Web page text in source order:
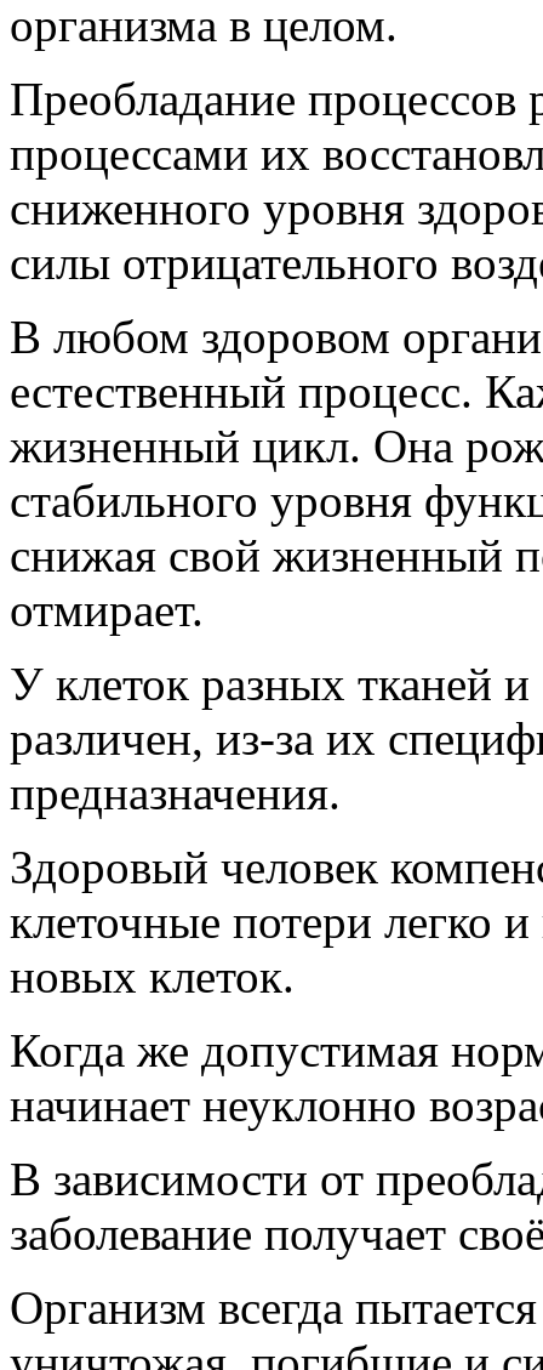
организма в целом.
Преобладание процессов
процессами их
сниженного уровня
силы отрицательного
В любом здоровом
естественный процесс.
жизненный цикл. Она
стабильного уровня
снижая свой жизненный
отмирает.
У клеток разных тканей
различен, из-за их
предназначения.
Здоровый человек
клеточные потери легко
новых клеток.
Когда же допустимая
начинает неуклонно
В зависимости от
заболевание получает
Организм всегда